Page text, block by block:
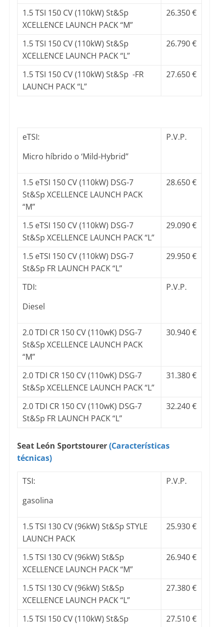
1.5 TSI 150 CV (110kW) St&Sp
XCELLENCE LAUNCH PACK “M”
26.350 €
1.5 TSI 150 CV (110kW) St&Sp
XCELLENCE LAUNCH PACK “L”
26.790 €
1.5 TSI 150 CV (110kW) St&Sp -FR
LAUNCH PACK “L”
27.650 €
eTSI:
Micro híbrido o ‘Mild-Hybrid”
P.V.P.
1.5 eTSI 150 CV (110kW) DSG-7
St&Sp XCELLENCE LAUNCH PACK
“M”
28.650 €
1.5 eTSI 150 CV (110kW) DSG-7
St&Sp XCELLENCE LAUNCH PACK “L”
29.090 €
1.5 eTSI 150 CV (110kW) DSG-7
St&Sp FR LAUNCH PACK “L”
29.950 €
TDI:
Diesel
P.V.P.
2.0 TDI CR 150 CV (110wK) DSG-7
St&Sp XCELLENCE LAUNCH PACK
“M”
30.940 €
2.0 TDI CR 150 CV (110wK) DSG-7
St&Sp XCELLENCE LAUNCH PACK “L”
31.380 €
2.0 TDI CR 150 CV (110wK) DSG-7
St&Sp FR LAUNCH PACK “L”
32.240 €
Seat León Sportstourer(Características
técnicas)
TSI:
gasolina
P.V.P.
1.5 TSI 130 CV (96kW) St&Sp STYLE
LAUNCH PACK
25.930 €
1.5 TSI 130 CV (96kW) St&Sp
XCELLENCE LAUNCH PACK “M”
26.940 €
1.5 TSI 130 CV (96kW) St&Sp
XCELLENCE LAUNCH PACK “L”
27.380 €
1.5 TSI 150 CV (110kW) St&Sp
27.510 €